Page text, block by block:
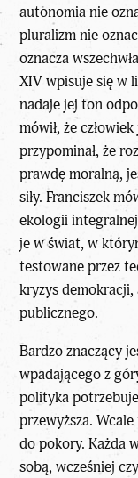
autonomia nie
pluralizm nie
oznacza
XIV wpisuje się w
nadaje jej ton
mówił, że
przypominał, że
prawdę moralną,
siły. Franciszek
ekologii
je w świat, w
testowane przez
kryzys
publicznego.
Bardzo znaczący
wpadającego z
polityka
przewyższa.
do pokory. Każda
sobą, wcześniej